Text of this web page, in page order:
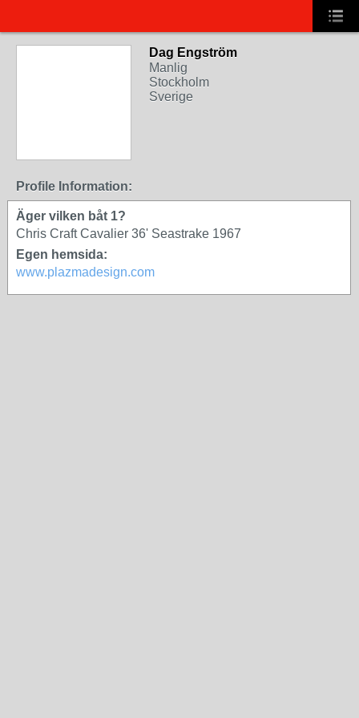
Dag Engström
Manlig
Stockholm
Sverige
Profile Information:
Äger vilken båt 1?
Chris Craft Cavalier 36' Seastrake 1967
Egen hemsida:
www.plazmadesign.com